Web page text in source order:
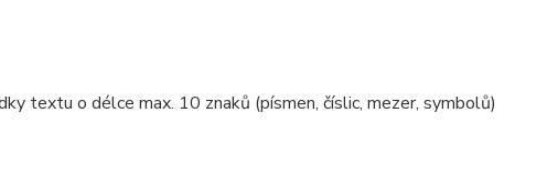
textu o délce max. 10 znaků (písmen, číslic, mezer, symbolů)